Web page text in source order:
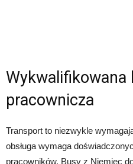
Wykwalifikowana
pracownicza
Transport to niezwykle
obsługa wymaga
pracowników. Busy z Niemiec